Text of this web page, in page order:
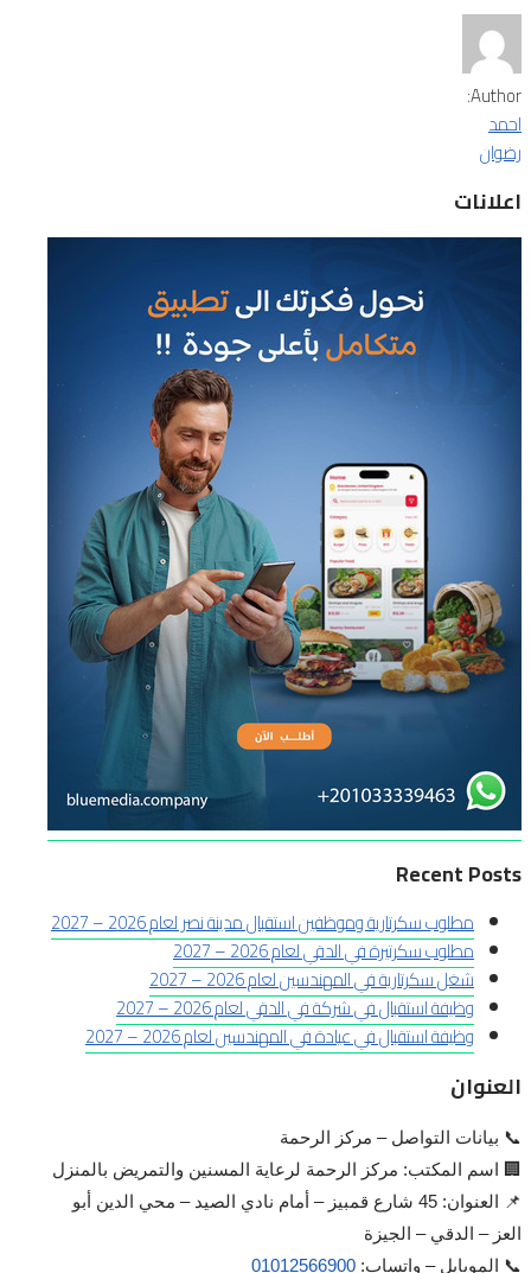
Author:
احمد
رضوان
اعلانات
Recent Posts
مطلوب سكرتارية وموظفين استقبال مدينة نصر لعام 2026 – 2027
مطلوب سكرتيرة في الدقي لعام 2026 – 2027
شغل سكرتارية في المهندسين لعام 2026 – 2027
وظيفة استقبال في شركة في الدقي لعام 2026 – 2027
وظيفة استقبال في عيادة في المهندسين لعام 2026 – 2027
العنوان
📞 بيانات التواصل – مركز الرحمة
🏢 اسم المكتب: مركز الرحمة لرعاية المسنين والتمريض بالمنزل
📌 العنوان: 45 شارع قمبيز – أمام نادي الصيد – محي الدين أبو
العز – الدقي – الجيزة
📞 الموبايل – واتساب: 01012566900